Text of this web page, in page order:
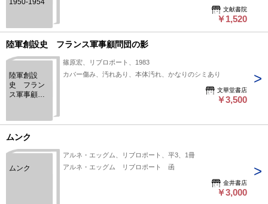
1950-1954
文献書院
￥1,520
陸軍創設史 フランス軍事顧問団の影
陸軍創設
史 フラン
ス軍事顧問
篠原宏、リブロポート、1983
カバー傷み、汚れあり、本体汚れ、かなりのシミあり
文華堂書店
￥3,500
ムンク
ムンク
アルネ・エッグム、リブロポート、平3、1冊
アルネ・エッグム リブロポート 函
金井書店
￥3,000